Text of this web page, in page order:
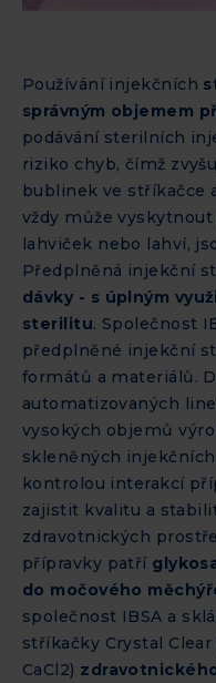
Používání injekčních
správným objemem
podávání sterilních
riziko chyb, čímž
bublinek ve stříkačce
vždy může
lahviček nebo lahví,
Předplněná injekční
dávky - s úplným
sterilitu. Společnost
předplněné injekční
formátů a materiálů.
automatizovaných
vysokých objemů
skleněných
kontrolou interakcí
zajistit kvalitu a
zdravotnických
přípravky patří
do močového
společnost IBSA a
stříkačky Crystal Clear
CaCl2)